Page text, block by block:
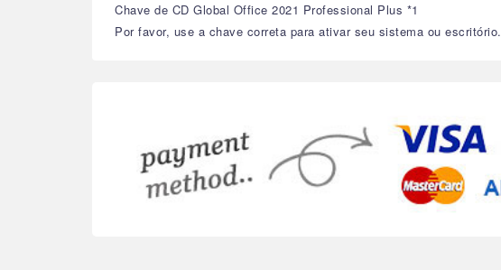
Chave de CD Global Office 2021 Professional Plus *1
Por favor, use a chave correta para ativar seu sistema ou escritório.